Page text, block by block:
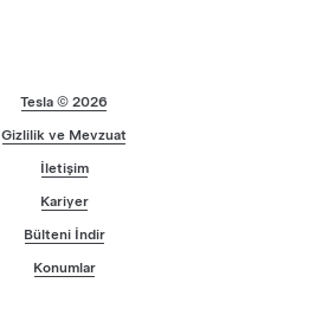
Tesla © 2026
Gizlilik ve Mevzuat
İletişim
Kariyer
Bülteni İndir
Konumlar